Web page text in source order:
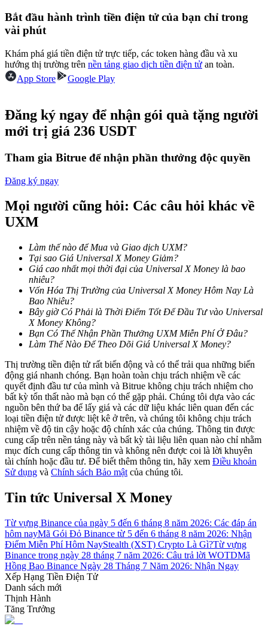
Tận hưởng chia sẻ lợi nhuận và hoa hồng giao dịch sao chép
Thông tin
Phân tích dữ liệu lớn bao gồm thông tin giao dịch, v.v.
Hướng dẫn
Hướng dẫn giao dịch Spot
Chiến lược giao dịch
Học cách duy trì lợi nhuận
Bắt đầu hành trình tiền điện tử của bạn chỉ trong
vài phút
Khám phá giá tiền điện tử trực tiếp, các token hàng đầu và xu
hướng thị trường trên nền tảng giao dịch tiền điện tử an toàn.
App Store
Google Play
Đăng ký ngay để nhận gói quà tặng người
mới trị giá 236 USDT
Tham gia Bitrue để nhận phần thưởng độc quyền
Đăng ký ngay
Mọi người cũng hỏi: Các câu hỏi khác về
UXM
Làm thế nào để Mua và Giao dịch UXM?
Tại sao Giá Universal X Money Giảm?
Giá cao nhất mọi thời đại của Universal X Money là bao
nhiêu?
Vốn Hóa Thị Trường của Universal X Money Hôm Nay Là
Bao Nhiêu?
Bây giờ Có Phải là Thời Điểm Tốt Để Đầu Tư vào Universal
X Money Không?
Bạn Có Thể Nhận Phần Thưởng UXM Miễn Phí Ở Đâu?
Làm Thế Nào Để Theo Dõi Giá Universal X Money?
Thị trường tiền điện tử rất biến động và có thể trải qua những biến
động giá nhanh chóng. Bạn hoàn toàn chịu trách nhiệm về các
quyết định đầu tư của mình và Bitrue không chịu trách nhiệm cho
bất kỳ tổn thất nào mà bạn có thể gặp phải. Chúng tôi dựa vào các
nguồn bên thứ ba để lấy giá và các dữ liệu khác liên quan đến các
loại tiền điện tử được liệt kê ở trên, và chúng tôi không chịu trách
nhiệm về độ tin cậy hoặc độ chính xác của chúng. Thông tin được
cung cấp trên nền tảng này và bất kỳ tài liệu liên quan nào chỉ nhằm
mục đích cung cấp thông tin và không nên được coi là lời khuyên
tài chính hoặc đầu tư. Để biết thêm thông tin, hãy xem Điều khoản
Sử dụng và Chính sách Bảo mật của chúng tôi.
Tin tức Universal X Money
Từ vựng Binance của ngày 5 đến 6 tháng 8 năm 2026: Các đáp án
hôm nayMã Gói Đỏ Binance từ 5 đến 6 tháng 8 năm 2026: Nhận
Điểm Miễn Phí Hôm NayStealth (XST) Crypto Là Gì?Từ vựng
Binance trong ngày 28 tháng 7 năm 2026: Câu trả lời WOTDMã
Hồng Bao Binance Ngày 28 Tháng 7 Năm 2026: Nhận Ngay
Xếp Hạng Tiền Điện Tử
Danh sách mới
Thịnh Hành
Tăng Trưởng